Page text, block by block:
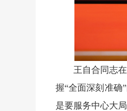
王自合同志
握“全面深刻准确
是要服务中心大